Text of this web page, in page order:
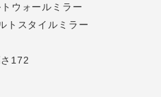
ウォールミラー
トスタイルミラー
172